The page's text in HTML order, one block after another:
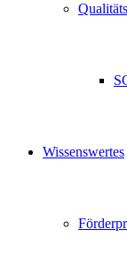
Wissenswertes